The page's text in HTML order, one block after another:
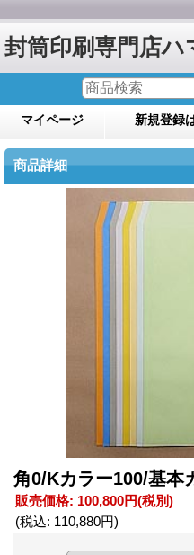
封筒印刷専門店ハ
マイページ 新規登録
商品詳細
角0/Kカラー100/基本
販売価格: 100,800円(税別)
(税込: 110,880円)